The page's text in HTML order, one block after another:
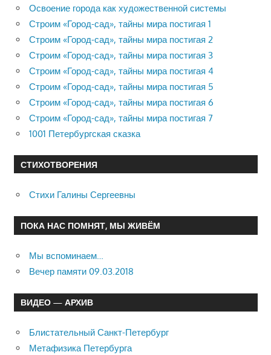
Освоение города как художественной системы
Строим «Город-сад», тайны мира постигая 1
Строим «Город-сад», тайны мира постигая 2
Строим «Город-сад», тайны мира постигая 3
Строим «Город-сад», тайны мира постигая 4
Строим «Город-сад», тайны мира постигая 5
Строим «Город-сад», тайны мира постигая 6
Строим «Город-сад», тайны мира постигая 7
1001 Петербургская сказка
СТИХОТВОРЕНИЯ
Стихи Галины Сергеевны
ПОКА НАС ПОМНЯТ, МЫ ЖИВЁМ
Мы вспоминаем…
Вечер памяти 09.03.2018
ВИДЕО — АРХИВ
Блистательный Санкт-Петербург
Метафизика Петербурга